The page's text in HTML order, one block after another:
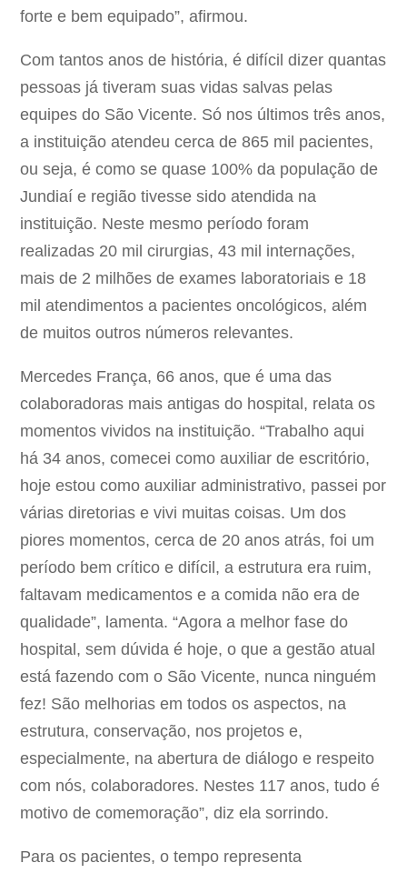
forte e bem equipado”, afirmou.
Com tantos anos de história, é difícil dizer quantas
pessoas já tiveram suas vidas salvas pelas
equipes do São Vicente. Só nos últimos três anos,
a instituição atendeu cerca de 865 mil pacientes,
ou seja, é como se quase 100% da população de
Jundiaí e região tivesse sido atendida na
instituição. Neste mesmo período foram
realizadas 20 mil cirurgias, 43 mil internações,
mais de 2 milhões de exames laboratoriais e 18
mil atendimentos a pacientes oncológicos, além
de muitos outros números relevantes.
Mercedes França, 66 anos, que é uma das
colaboradoras mais antigas do hospital, relata os
momentos vividos na instituição. “Trabalho aqui
há 34 anos, comecei como auxiliar de escritório,
hoje estou como auxiliar administrativo, passei por
várias diretorias e vivi muitas coisas. Um dos
piores momentos, cerca de 20 anos atrás, foi um
período bem crítico e difícil, a estrutura era ruim,
faltavam medicamentos e a comida não era de
qualidade”, lamenta. “Agora a melhor fase do
hospital, sem dúvida é hoje, o que a gestão atual
está fazendo com o São Vicente, nunca ninguém
fez! São melhorias em todos os aspectos, na
estrutura, conservação, nos projetos e,
especialmente, na abertura de diálogo e respeito
com nós, colaboradores. Nestes 117 anos, tudo é
motivo de comemoração”, diz ela sorrindo.
Para os pacientes, o tempo representa